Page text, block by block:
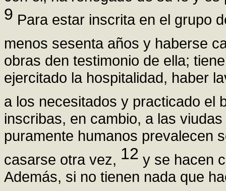
9 Para estar inscrita en el grupo
menos sesenta años y haberse
obras den testimonio de ella;
ejercitado la hospitalidad, haber
a los necesitados y practicado el
inscribas, en cambio, a las
puramente humanos prevalecen
casarse otra vez, 12 y se hacen
Además, si no tienen nada que